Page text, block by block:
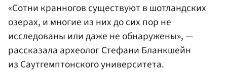
«Сотни кранногов существуют в шотландских
озерах, и многие из них до сих пор не
исследованы или даже не обнаружены», —
рассказала археолог Стефани Бланкшейн
из Саутгемптонского университета.